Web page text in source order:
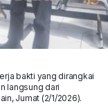
bakti yang dirangkai
langsung dari
Jumat (2/1/2026).